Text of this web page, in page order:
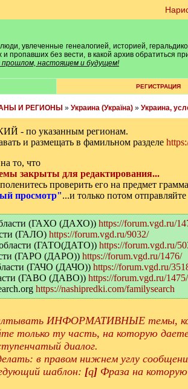
увлеченные генеалогией, историей,
пропавших без вести, в какой архив обратиться
прошлом, настоящем и будущем!
РЕГИСТРАЦИЯ
И РЕГИОНЫ » Украина (Україна)» Украина,
- по указанным регионам.
и размещать в фамильном разделе
на то, что
закрыты для редактирования...
проверить его на предмет
просмотр"...и только потом
(ГАХО (ДАХО)) https://forum.vgd.ru/
(ГАЛО) https://forum.vgd.ru/9032/
области (ГАТО(ДАТО)) https://forum.vgd.ru/
(ГАРО (ДАРО)) https://forum.vgd.ru/1476/
(ГАЧО (ДАЧО)) https://forum.vgd.ru/
(ГАВО (ДАВО)) https://forum.vgd.ru/1475/
https://nashipredki.com/familysearch
ИНФОРМАТИВНЫЕ темы,
только ту часть, на которую
диалог.
в правом нижнем углу
шаблон: [q]Фраза на